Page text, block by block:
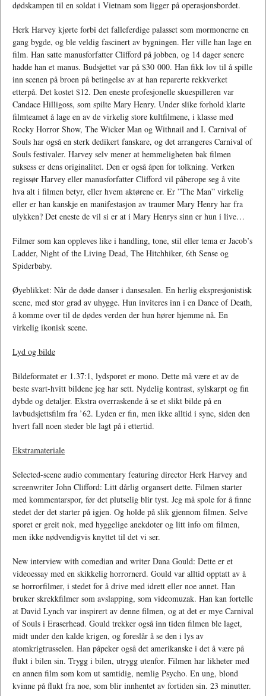
dødskampen til en soldat i Vietnam som ligger på operasjonsbordet.
Herk Harvey kjørte forbi det falleferdige palasset som mormonerne en
gang bygde, og ble veldig fascinert av bygningen. Her ville han lage en
film. Han satte manusforfatter Clifford på jobben, og 14 dager senere
hadde han et manus. Budsjettet var på $30 000. Han fikk lov til å spille
inn scenen på broen på betingelse av at han reparerte rekkverket
etterpå. Det kostet $12. Den eneste profesjonelle skuespilleren var
Candace Hilligoss, som spilte Mary Henry. Under slike forhold klarte
filmteamet å lage en av de virkelig store kultfilmene, i klasse med
Rocky Horror Show, The Wicker Man og Withnail and I. Carnival of
Souls har også en sterk dedikert fanskare, og det arrangeres Carnival of
Souls festivaler. Harvey selv mener at hemmeligheten bak filmen
suksess er dens originalitet. Den er også åpen for tolkning. Verken
regissør Harvey eller manusforfatter Clifford vil påberope seg å vite
hva alt i filmen betyr, eller hvem aktørene er. Er ”The Man” virkelig
eller er han kanskje en manifestasjon av traumer Mary Henry har fra
ulykken? Det eneste de vil si er at i Mary Henrys sinn er hun i live…
Filmer som kan oppleves like i handling, tone, stil eller tema er Jacob’s
Ladder, Night of the Living Dead, The Hitchhiker, 6th Sense og
Spiderbaby.
Øyeblikket: Når de døde danser i dansesalen. En herlig ekspresjonistisk
scene, med stor grad av uhygge. Hun inviteres inn i en Dance of Death,
å komme over til de dødes verden der hun hører hjemme nå. En
virkelig ikonisk scene.
Lyd og bilde
Bildeformatet er 1.37:1, lydsporet er mono. Dette må være et av de
beste svart-hvitt bildene jeg har sett. Nydelig kontrast, sylskarpt og fin
dybde og detaljer. Ekstra overraskende å se et slikt bilde på en
lavbudsjettsfilm fra ’62. Lyden er fin, men ikke alltid i sync, siden den
hvert fall noen steder ble lagt på i ettertid.
Ekstramateriale
Selected-scene audio commentary featuring director Herk Harvey and
screenwriter John Clifford: Litt dårlig organsert dette. Filmen starter
med kommentarspor, før det plutselig blir tyst. Jeg må spole for å finne
stedet der det starter på igjen. Og holde på slik gjennom filmen. Selve
sporet er greit nok, med hyggelige anekdoter og litt info om filmen,
men ikke nødvendigvis knyttet til det vi ser.
New interview with comedian and writer Dana Gould: Dette er et
videoessay med en skikkelig horrornerd. Gould var alltid opptatt av å
se horrorfilmer, i stedet for å drive med idrett eller noe annet. Han
bruker skrekkfilmer som avslapping, som videomuzak. Han kan fortelle
at David Lynch var inspirert av denne filmen, og at det er mye Carnival
of Souls i Eraserhead. Gould trekker også inn tiden filmen ble laget,
midt under den kalde krigen, og foreslår å se den i lys av
atomkrigtrusselen. Han påpeker også det amerikanske i det å være på
flukt i bilen sin. Trygg i bilen, utrygg utenfor. Filmen har likheter med
en annen film som kom ut samtidig, nemlig Psycho. En ung, blond
kvinne på flukt fra noe, som blir innhentet av fortiden sin. 23 minutter.